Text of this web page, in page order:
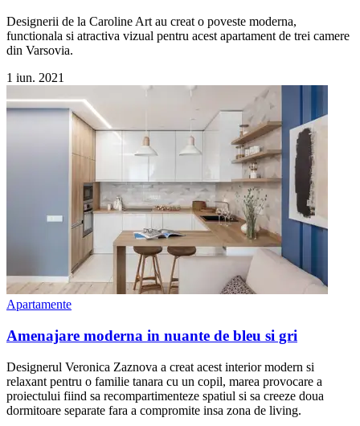
Designerii de la Caroline Art au creat o poveste moderna,
functionala si atractiva vizual pentru acest apartament de trei camere
din Varsovia.
1 iun. 2021
Apartamente
Amenajare moderna in nuante de bleu si gri
Designerul Veronica Zaznova a creat acest interior modern si
relaxant pentru o familie tanara cu un copil, marea provocare a
proiectului fiind sa recompartimenteze spatiul si sa creeze doua
dormitoare separate fara a compromite insa zona de living.